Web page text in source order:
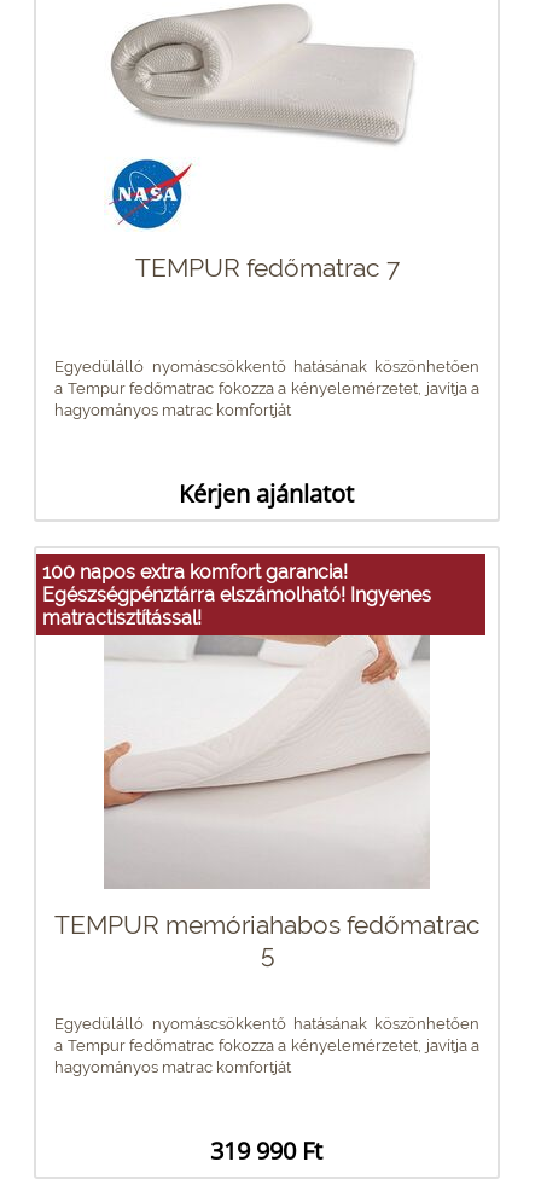
TEMPUR fedőmatrac 7
Egyedülálló nyomáscsökkentő hatásának köszönhetően
a Tempur fedőmatrac fokozza a kényelemérzetet, javítja a
hagyományos matrac komfortját
Kérjen ajánlatot
100 napos extra komfort garancia!
Egészségpénztárra elszámolható! Ingyenes
matractisztítással!
TEMPUR memóriahabos fedőmatrac
5
Egyedülálló nyomáscsökkentő hatásának köszönhetően
a Tempur fedőmatrac fokozza a kényelemérzetet, javítja a
hagyományos matrac komfortját
319 990 Ft